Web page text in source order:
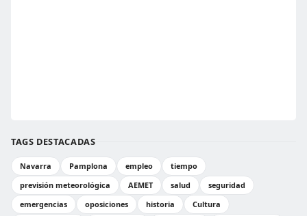
TAGS DESTACADAS
Navarra Pamplona empleo
tiempo
previsión meteorológica
AEMET salud
seguridad
emergencias
oposiciones historia
Cultura